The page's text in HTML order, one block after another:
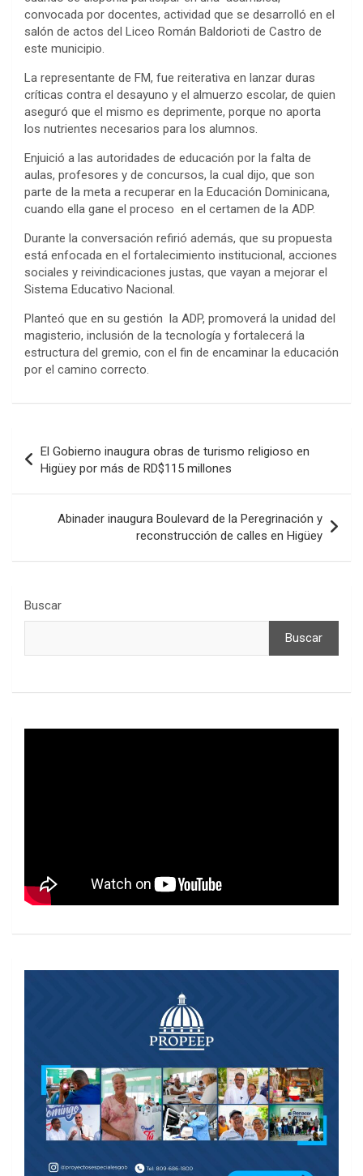
convocada por docentes, actividad que se desarrolló en el
salón de actos del Liceo Román Baldorioti de Castro de
este municipio.
La representante de FM, fue reiterativa en lanzar duras
críticas contra el desayuno y el almuerzo escolar, de quien
aseguró que el mismo es deprimente, porque no aporta
los nutrientes necesarios para los alumnos.
Enjuició a las autoridades de educación por la falta de
aulas, profesores y de concursos, la cual dijo, que son
parte de la meta a recuperar en la Educación Dominicana,
cuando ella gane el proceso en el certamen de la ADP.
Durante la conversación refirió además, que su propuesta
está enfocada en el fortalecimiento institucional, acciones
sociales y reivindicaciones justas, que vayan a mejorar el
Sistema Educativo Nacional.
Planteó que en su gestión la ADP, promoverá la unidad del
magisterio, inclusión de la tecnología y fortalecerá la
estructura del gremio, con el fin de encaminar la educación
por el camino correcto.
de
entradas
El Gobierno inaugura obras de turismo religioso en
Higüey por más de RD$115 millones
Abinader inaugura Boulevard de la Peregrinación y
reconstrucción de calles en Higüey
Buscar
Buscar